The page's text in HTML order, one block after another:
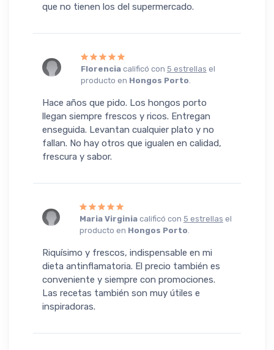
que no tienen los del supermercado.
Florenciacalificó con 5 estrellas el
producto en Hongos Porto.
Hace años que pido. Los hongos porto
llegan siempre frescos y ricos. Entregan
enseguida. Levantan cualquier plato y no
fallan. No hay otros que igualen en calidad,
frescura y sabor.
Maria Virginiacalificó con 5 estrellas el
producto en Hongos Porto.
Riquísimo y frescos, indispensable en mi
dieta antinflamatoria. El precio también es
conveniente y siempre con promociones.
Las recetas también son muy útiles e
inspiradoras.